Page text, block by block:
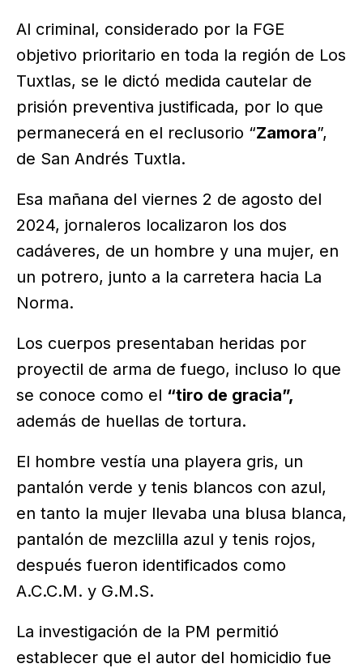
Al criminal, considerado por la FGE
objetivo prioritario en toda la región de Los
Tuxtlas, se le dictó medida cautelar de
prisión preventiva justificada, por lo que
permanecerá en el reclusorio “Zamora”,
de San Andrés Tuxtla.
Esa mañana del viernes 2 de agosto del
2024, jornaleros localizaron los dos
cadáveres, de un hombre y una mujer, en
un potrero, junto a la carretera hacia La
Norma.
Los cuerpos presentaban heridas por
proyectil de arma de fuego, incluso lo que
se conoce como el “tiro de gracia”,
además de huellas de tortura.
El hombre vestía una playera gris, un
pantalón verde y tenis blancos con azul,
en tanto la mujer llevaba una blusa blanca,
pantalón de mezclilla azul y tenis rojos,
después fueron identificados como
A.C.C.M. y G.M.S.
La investigación de la PM permitió
establecer que el autor del homicidio fue